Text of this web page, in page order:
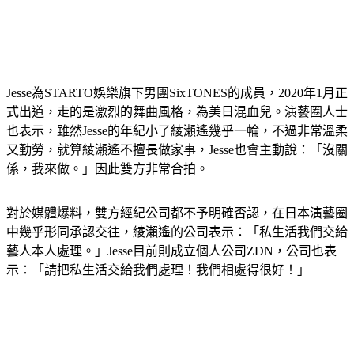
Jesse為STARTO娛樂旗下男團SixTONES的成員，2020年1月正
式出道，走的是激烈的舞曲風格，為美日混血兒。演藝圈人士
也表示，雖然Jesse的年紀小了綾瀨遙幾乎一輪，不過非常溫柔
又勤勞，就算綾瀨遙不擅長做家事，Jesse也會主動說：「沒關
係，我來做。」因此雙方非常合拍。
對於媒體爆料，雙方經紀公司都不予明確否認，在日本演藝圈
中幾乎形同承認交往，綾瀨遙的公司表示：「私生活我們交給
藝人本人處理。」Jesse目前則成立個人公司ZDN，公司也表
示：「請把私生活交給我們處理！我們相處得很好！」